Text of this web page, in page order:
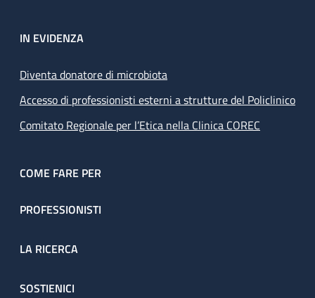
IN EVIDENZA
Diventa donatore di microbiota
Accesso di professionisti esterni a strutture del Policlinico
Comitato Regionale per l’Etica nella Clinica COREC
COME FARE PER
PROFESSIONISTI
LA RICERCA
SOSTIENICI